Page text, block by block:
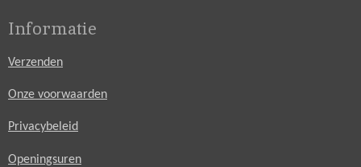
Informatie
Verzenden
Onze voorwaarden
Privacybeleid
Openingsuren